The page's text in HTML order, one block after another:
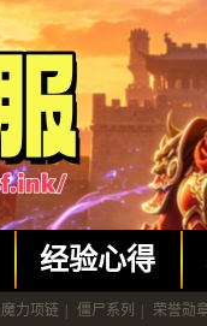
经验心得
魔力项链 僵尸系列
荣誉勋